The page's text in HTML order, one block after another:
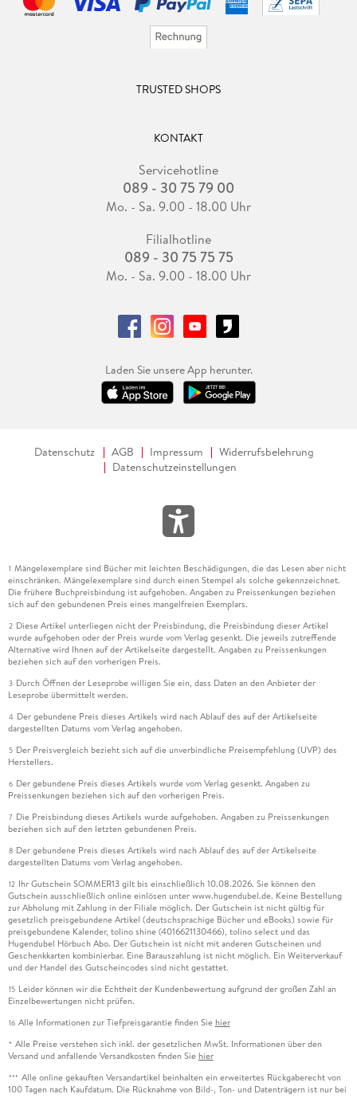
TRUSTED SHOPS
KONTAKT
Servicehotline
089 - 30 75 79 00
Mo. - Sa. 9.00 - 18.00 Uhr
Filialhotline
089 - 30 75 75 75
Mo. - Sa. 9.00 - 18.00 Uhr
Laden Sie unsere App herunter.
Datenschutz AGB Impressum
Widerrufsbelehrung
Datenschutzeinstellungen
1 Mängelexemplare sind Bücher mit leichten Beschädigungen, die das Lesen aber nicht
einschränken. Mängelexemplare sind durch einen Stempel als solche gekennzeichnet.
Die frühere Buchpreisbindung ist aufgehoben. Angaben zu Preissenkungen beziehen
sich auf den gebundenen Preis eines mangelfreien Exemplars.
2 Diese Artikel unterliegen nicht der Preisbindung, die Preisbindung dieser Artikel
wurde aufgehoben oder der Preis wurde vom Verlag gesenkt. Die jeweils zutreffende
Alternative wird Ihnen auf der Artikelseite dargestellt. Angaben zu Preissenkungen
beziehen sich auf den vorherigen Preis.
3 Durch Öffnen der Leseprobe willigen Sie ein, dass Daten an den Anbieter der
Leseprobe übermittelt werden.
4 Der gebundene Preis dieses Artikels wird nach Ablauf des auf der Artikelseite
dargestellten Datums vom Verlag angehoben.
5 Der Preisvergleich bezieht sich auf die unverbindliche Preisempfehlung (UVP) des
Herstellers.
6 Der gebundene Preis dieses Artikels wurde vom Verlag gesenkt. Angaben zu
Preissenkungen beziehen sich auf den vorherigen Preis.
7 Die Preisbindung dieses Artikels wurde aufgehoben. Angaben zu Preissenkungen
beziehen sich auf den letzten gebundenen Preis.
8 Der gebundene Preis dieses Artikels wird nach Ablauf des auf der Artikelseite
dargestellten Datums vom Verlag angehoben.
12 Ihr Gutschein SOMMER13 gilt bis einschließlich 10.08.2026. Sie können den
Gutschein ausschließlich online einlösen unter www.hugendubel.de. Keine Bestellung
zur Abholung mit Zahlung in der Filiale möglich. Der Gutschein ist nicht gültig für
gesetzlich preisgebundene Artikel (deutschsprachige Bücher und eBooks) sowie für
preisgebundene Kalender, tolino shine (4016621130466), tolino select und das
Hugendubel Hörbuch Abo. Der Gutschein ist nicht mit anderen Gutscheinen und
Geschenkkarten kombinierbar. Eine Barauszahlung ist nicht möglich. Ein Weiterverkauf
und der Handel des Gutscheincodes sind nicht gestattet.
15 Leider können wir die Echtheit der Kundenbewertung aufgrund der großen Zahl an
Einzelbewertungen nicht prüfen.
16 Alle Informationen zur Tiefpreisgarantie finden Sie hier
* Alle Preise verstehen sich inkl. der gesetzlichen MwSt. Informationen über den
Versand und anfallende Versandkosten finden Sie hier
*** Alle online gekauften Versandartikel beinhalten ein erweitertes Rückgaberecht von
100 Tagen nach Kaufdatum. Die Rücknahme von Bild-, Ton- und Datenträgern ist nur bei